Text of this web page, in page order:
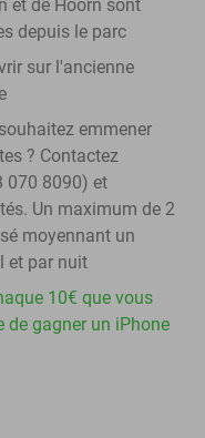
et de Hoorn sont
depuis le parc
sur l'ancienne
emmener
? Contactez
070 8090) et
Un maximum de 2
moyennant un
et par nuit
10€ que vous
de gagner un iPhone